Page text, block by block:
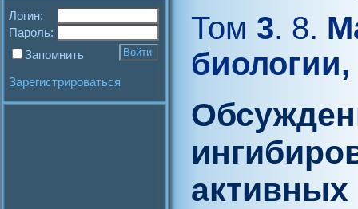
Логин:
Пароль:
Запомнить
Зарегистрироваться
Том 3. 8.
активных